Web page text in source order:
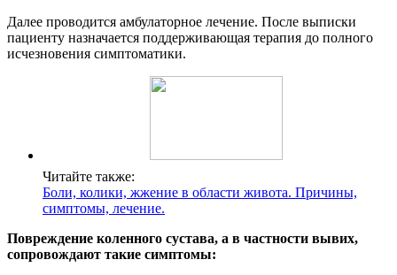
Далее проводится амбулаторное лечение. После выписки
пациенту назначается поддерживающая терапия до полного
исчезновения симптоматики.
Читайте также:
Боли, колики, жжение в области живота. Причины,
симптомы, лечение.
Повреждение коленного сустава, а в частности вывих,
сопровождают такие симптомы: